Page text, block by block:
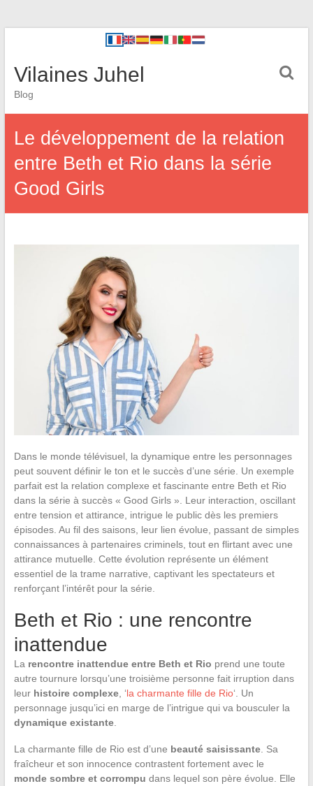
Vilaines Juhel
Blog
Le développement de la relation
entre Beth et Rio dans la série
Good Girls
Dans le monde télévisuel, la dynamique entre les personnages
peut souvent définir le ton et le succès d’une série. Un exemple
parfait est la relation complexe et fascinante entre Beth et Rio
dans la série à succès « Good Girls ». Leur interaction, oscillant
entre tension et attirance, intrigue le public dès les premiers
épisodes. Au fil des saisons, leur lien évolue, passant de simples
connaissances à partenaires criminels, tout en flirtant avec une
attirance mutuelle. Cette évolution représente un élément
essentiel de la trame narrative, captivant les spectateurs et
renforçant l’intérêt pour la série.
Beth et Rio : une rencontre
inattendue
La rencontre inattendue entre Beth et Rio prend une toute
autre tournure lorsqu’une troisième personne fait irruption dans
leur histoire complexe, ‘la charmante fille de Rio‘. Un
personnage jusqu’ici en marge de l’intrigue qui va bousculer la
dynamique existante.
La charmante fille de Rio est d’une beauté saisissante. Sa
fraîcheur et son innocence contrastent fortement avec le
monde sombre et corrompu dans lequel son père évolue. Elle